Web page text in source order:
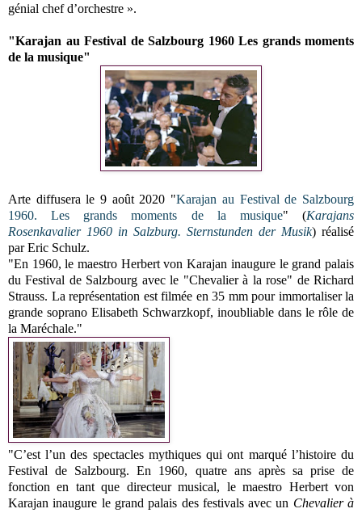
génial chef d’orchestre ».
"Karajan au Festival de Salzbourg 1960 Les grands moments
de la musique"
Arte diffusera le 9 août 2020 "Karajan au Festival de Salzbourg
1960. Les grands moments de la musique" (Karajans
Rosenkavalier 1960 in Salzburg. Sternstunden der Musik) réalisé
par Eric Schulz.
"En 1960, le maestro Herbert von Karajan inaugure le grand palais
du Festival de Salzbourg avec le "Chevalier à la rose" de Richard
Strauss. La représentation est filmée en 35 mm pour immortaliser la
grande soprano Elisabeth Schwarzkopf, inoubliable dans le rôle de
la Maréchale."
"C’est l’un des spectacles mythiques qui ont marqué l’histoire du
Festival de Salzbourg. En 1960, quatre ans après sa prise de
fonction en tant que directeur musical, le maestro Herbert von
Karajan inaugure le grand palais des festivals avec un Chevalier à